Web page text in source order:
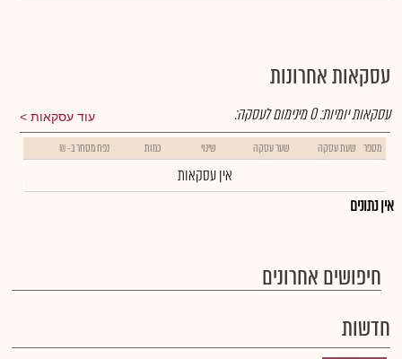
עסקאות אחרונות
עוד עסקאות עסקאות יומיות:0מינימום לעסקה:
מספר שעת עסקה שער עסקה שינוי כמות נפח מסחר ב- ₪
אין עסקאות
אין נתונים
חיפושים אחרונים
חדשות